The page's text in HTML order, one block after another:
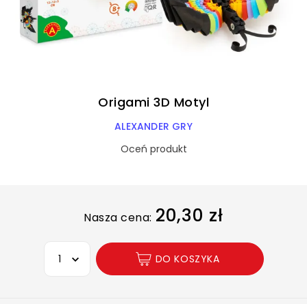
Origami 3D Motyl
ALEXANDER GRY
Oceń produkt
Nasza cena: 20,30 zł
Wybierz opcję
DO KOSZYKA